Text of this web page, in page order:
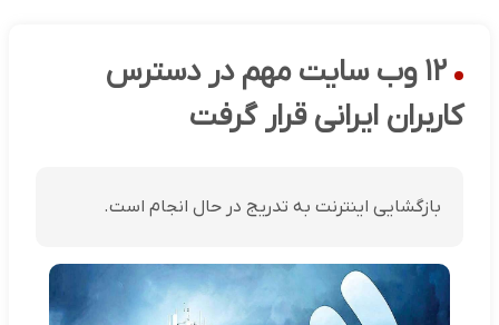
۱۲ وب سایت مهم در دسترس
کاربران ایرانی قرار گرفت
بازگشایی اینترنت به تدریج در حال انجام است.